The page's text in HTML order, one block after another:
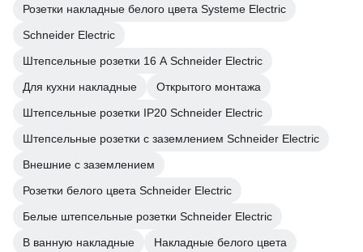
Розетки накладные белого цвета Systeme Electric
Schneider Electric
Штепсельные розетки 16 А Schneider Electric
Для кухни накладные
Открытого монтажа
Штепсельные розетки IP20 Schneider Electric
Штепсельные розетки с заземлением Schneider Electric
Внешние с заземлением
Розетки белого цвета Schneider Electric
Белые штепсельные розетки Schneider Electric
В ванную накладные
Накладные белого цвета